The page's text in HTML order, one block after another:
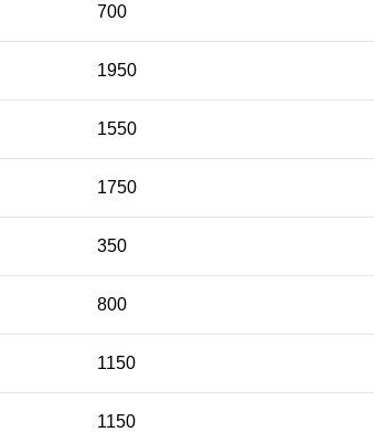
700
1950
1550
1750
350
800
1150
1150